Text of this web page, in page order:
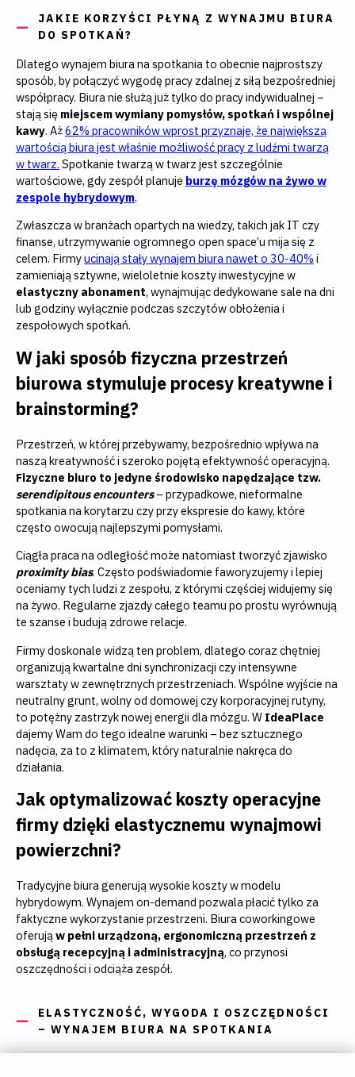
JAKIE KORZYŚCI PŁYNĄ Z WYNAJMU BIURA
DO SPOTKAŃ?
Dlatego wynajem biura na spotkania to obecnie najprostszy
sposób, by połączyć wygodę pracy zdalnej z siłą bezpośredniej
współpracy. Biura nie służą już tylko do pracy indywidualnej –
stają się miejscem wymiany pomysłów, spotkań i wspólnej
kawy. Aż62% pracowników wprost przyznaje, że największą
wartością biura jest właśnie możliwość pracy z ludźmi twarzą
w twarz. Spotkanie twarzą w twarz jest szczególnie
wartościowe, gdy zespół planuje burzę mózgów na żywo w
zespole hybrydowym.
Zwłaszcza w branżach opartych na wiedzy, takich jak IT czy
finanse, utrzymywanie ogromnego open space’u mija się z
celem. Firmyucinają stały wynajem biura nawet o 30-40% i
zamieniają sztywne, wieloletnie koszty inwestycyjne w
elastyczny abonament, wynajmując dedykowane sale na dni
lub godziny wyłącznie podczas szczytów obłożenia i
zespołowych spotkań.
W jaki sposób fizyczna przestrzeń
biurowa stymuluje procesy kreatywne i
brainstorming?
Przestrzeń, w której przebywamy, bezpośrednio wpływa na
naszą kreatywność i szeroko pojętą efektywność operacyjną.
Fizyczne biuro to jedyne środowisko napędzające tzw.
serendipitous encounters– przypadkowe, nieformalne
spotkania na korytarzu czy przy ekspresie do kawy, które
często owocują najlepszymi pomysłami.
Ciągła praca na odległość może natomiast tworzyć zjawisko
proximity bias. Często podświadomie faworyzujemy i lepiej
oceniamy tych ludzi z zespołu, z którymi częściej widujemy się
na żywo. Regularne zjazdy całego teamu po prostu wyrównują
te szanse i budują zdrowe relacje.
Firmy doskonale widzą ten problem, dlatego coraz chętniej
organizują kwartalne dni synchronizacji czy intensywne
warsztaty w zewnętrznych przestrzeniach. Wspólne wyjście na
neutralny grunt, wolny od domowej czy korporacyjnej rutyny,
to potężny zastrzyk nowej energii dla mózgu. W IdeaPlace
dajemy Wam do tego idealne warunki – bez sztucznego
nadęcia, za to z klimatem, który naturalnie nakręca do
działania.
Jak optymalizować koszty operacyjne
firmy dzięki elastycznemu wynajmowi
powierzchni?
Tradycyjne biura generują wysokie koszty w modelu
hybrydowym. Wynajem on-demand pozwala płacić tylko za
faktyczne wykorzystanie przestrzeni. Biura coworkingowe
oferująw pełni urządzoną, ergonomiczną przestrzeń z
obsługą recepcyjną i administracyjną, co przynosi
oszczędności i odciąża zespół.
ELASTYCZNOŚĆ, WYGODA I OSZCZĘDNOŚCI
– WYNAJEM BIURA NA SPOTKANIA
Umowy serwisowane można podpisywać nawet na miesiąc i